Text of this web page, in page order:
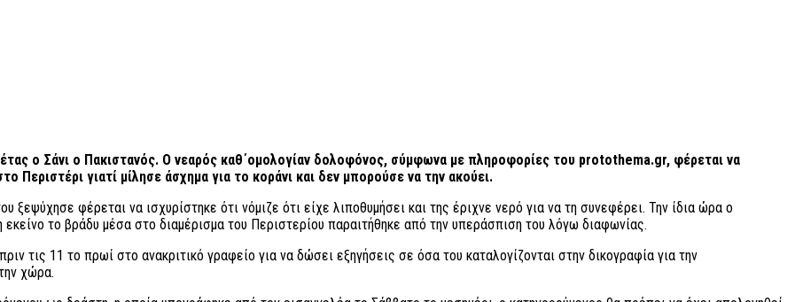
ο Σάνι ο Πακιστανός. Ο νεαρός καθ΄ομολογίαν δολοφόνος, σύμφωνα με πληροφορίες του protothema.gr, φέρεται να
Περιστέρι γιατί μίλησε άσχημα για το κοράνι και δεν μπορούσε να την ακούει.
ξεψύχησε φέρεται να ισχυρίστηκε ότι νόμιζε ότι είχε λιποθυμήσει και της έριχνε νερό για να τη συνεφέρει. Την ίδια ώρα ο
το βράδυ μέσα στο διαμέρισμα του Περιστερίου παραιτήθηκε από την υπεράσπιση του λόγω διαφωνίας.
τις 11 το πρωί στο ανακριτικό γραφείο για να δώσει εξηγήσεις σε όσα του καταλογίζονται στην δικογραφία για την
χώρα.